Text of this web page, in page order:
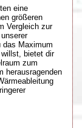
eine
größeren
Vergleich zur
das Maximum
bietet dir
zum
herausragenden